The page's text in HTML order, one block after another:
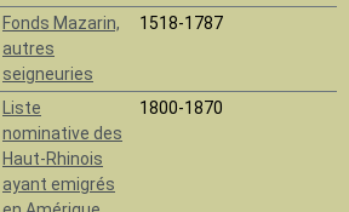
Fonds Mazarin,
autres
seigneuries
1518-1787
Liste
nominative des
Haut-Rhinois
ayant emigrés
1800-1870